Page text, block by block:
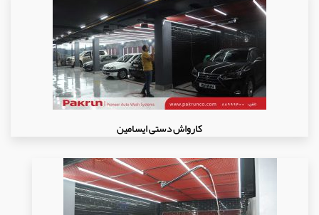
کارواش دستی ایسامین